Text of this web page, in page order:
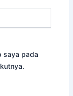
saya pada